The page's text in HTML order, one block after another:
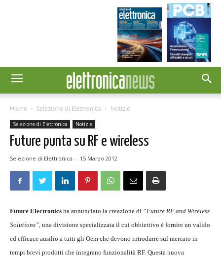
Home Selezione di Elettronica Notizie
Selezione di Elettronica Notizie
Future punta su RF e wireless
Selezione di Elettronica - 15 Marzo 2012
Future Electronics ha annunciato la creazione di “Future RF and Wireless
Solutions”, una divisione specializzata il cui obbiettivo è fornire un valido
ed efficace ausilio a tutti gli Oem che devono introdurre sul mercato in
tempi brevi prodotti che integrano funzionalità RF. Questa nuova